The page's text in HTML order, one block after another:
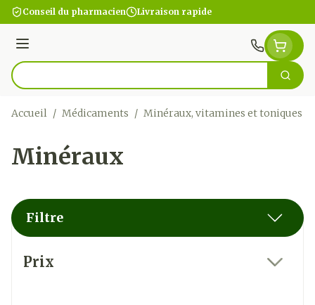
Aller au contenu
Conseil du pharmacien Livraison rapide
Menu
Rechercher
Accueil / Médicaments / Minéraux, vitamines et toniques
Minéraux
Filtre
Prix